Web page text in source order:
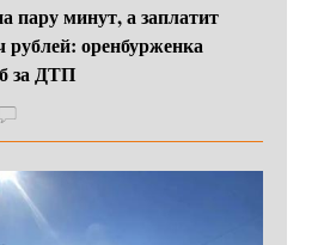
пару минут, а заплатит
рублей: оренбурженка
за ДТП